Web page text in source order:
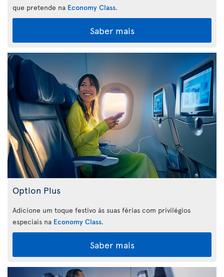
que pretende na Economy Class.
Saber mais
Option Plus
Adicione um toque festivo às suas férias com privilégios
especiais na Economy Class.
Saber mais